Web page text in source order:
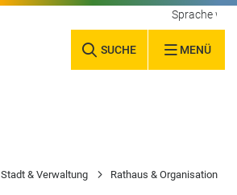
SUCHE MENÜ
Sprache
Stadt & Verwaltung Rathaus & Organisation